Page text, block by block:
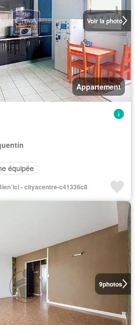
Voir la photo
Appartement
équipée
- cityacentre-c41336c8
9photos